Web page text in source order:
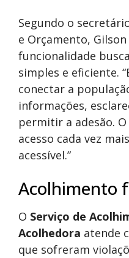
Segundo o
e Orçamento,
funcionalidade
simples e eficiente.
conectar a
informações,
permitir a adesão.
acesso cada vez
acessível.”
Acolhimento
O Serviço de
Acolhedora atende
que sofreram